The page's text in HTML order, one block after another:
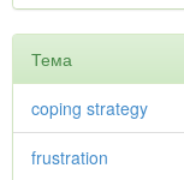
Тема
coping strategy
frustration